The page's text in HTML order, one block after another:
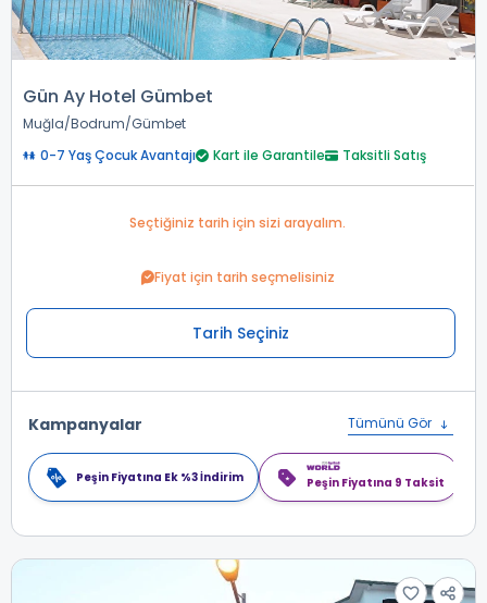
Gün Ay Hotel Gümbet
Muğla Bodrum Gümbet
0-7 Yaş Çocuk Avantajı
Kart ile Garantile Taksitli Satış
Seçtiğiniz tarih için sizi arayalım.
Fiyat için tarih seçmelisiniz
Tarih Seçiniz
Kampanyalar Tümünü Gör
Peşin Fiyatına Ek %3 İndirim Peşin Fiyatına 9 Taksit